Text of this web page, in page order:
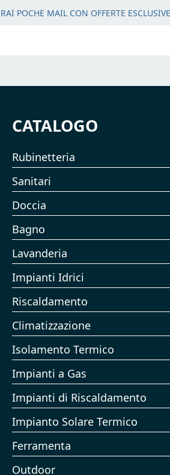
POCHE MAIL CON OFFERTE ESCLUSIVE
CATALOGO
Rubinetteria
Sanitari
Doccia
Bagno
Lavanderia
Impianti Idrici
Riscaldamento
Climatizzazione
Isolamento Termico
Impianti a Gas
Impianti di Riscaldamento
Impianto Solare Termico
Ferramenta
Outdoor